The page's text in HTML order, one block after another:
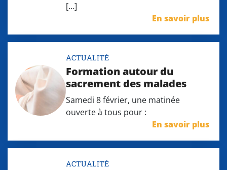
[…]
En savoir plus
ACTUALITÉ
Formation autour du
sacrement des malades
Samedi 8 février, une matinée
ouverte à tous pour :
En savoir plus
ACTUALITÉ